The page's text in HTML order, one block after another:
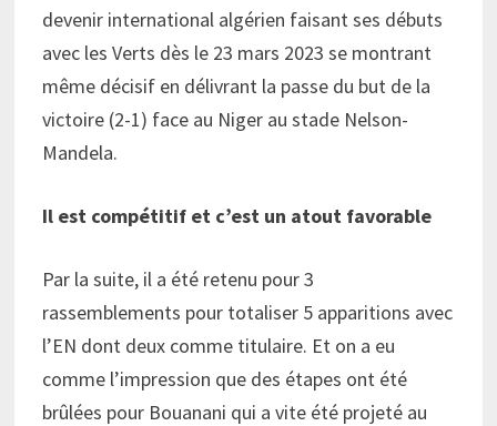
devenir international algérien faisant ses débuts
avec les Verts dès le 23 mars 2023 se montrant
même décisif en délivrant la passe du but de la
victoire (2-1) face au Niger au stade Nelson-
Mandela.
Il est compétitif et c’est un atout favorable
Par la suite, il a été retenu pour 3
rassemblements pour totaliser 5 apparitions avec
l’EN dont deux comme titulaire. Et on a eu
comme l’impression que des étapes ont été
brûlées pour Bouanani qui a vite été projeté au